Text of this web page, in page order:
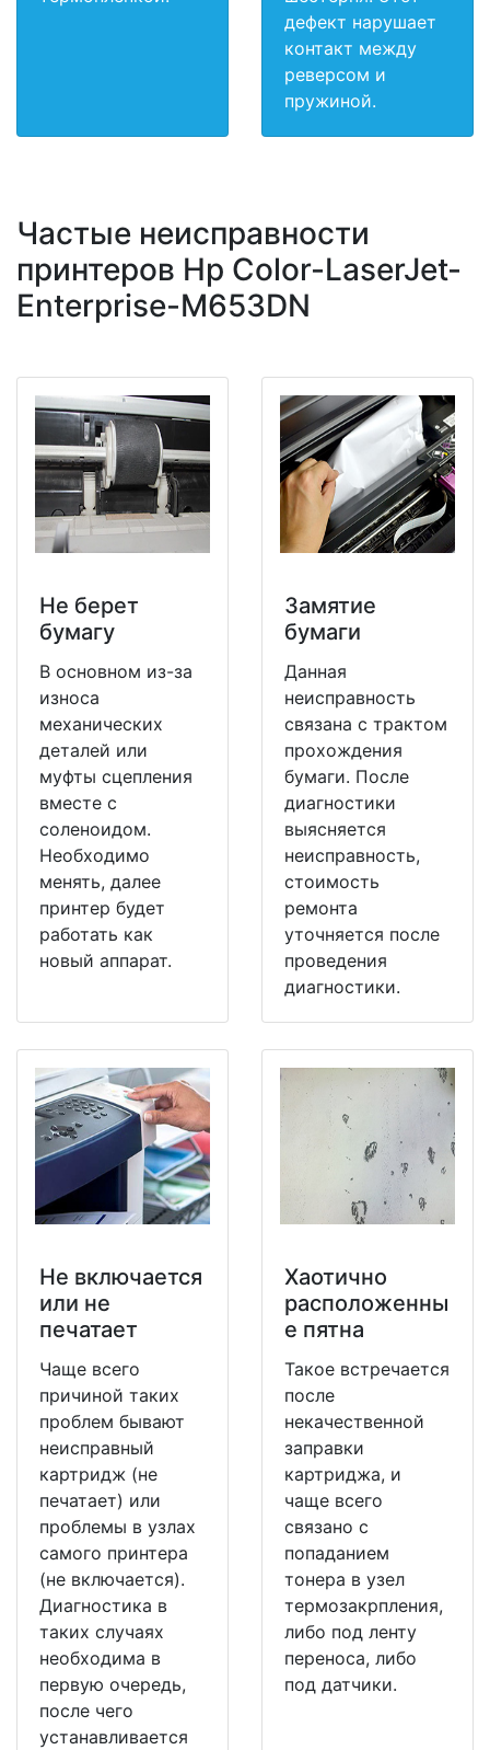
дефект нарушает
контакт между
реверсом и
пружиной.
Частые неисправности
принтеров Hp Color-LaserJet-
Enterprise-M653DN
Не берет
бумагу
В основном из-за
износа
механических
деталей или
муфты сцепления
вместе с
соленоидом.
Необходимо
менять, далее
принтер будет
работать как
новый аппарат.
Замятие
бумаги
Данная
неисправность
связана с трактом
прохождения
бумаги. После
диагностики
выясняется
неисправность,
стоимость
ремонта
уточняется после
проведения
диагностики.
Не включается
или не
печатает
Чаще всего
причиной таких
проблем бывают
неисправный
картридж (не
печатает) или
проблемы в узлах
самого принтера
(не включается).
Диагностика в
таких случаях
необходима в
первую очередь,
после чего
устанавливается
Хаотично
расположенны
е пятна
Такое встречается
после
некачественной
заправки
картриджа, и
чаще всего
связано с
попаданием
тонера в узел
термозакрпления,
либо под ленту
переноса, либо
под датчики.